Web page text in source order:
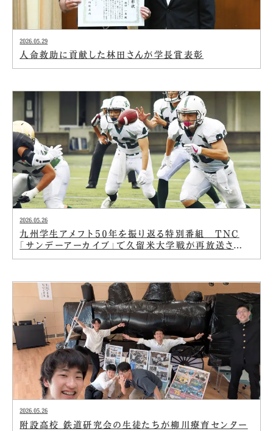
2026.05.29
人命救助に貢献した林田さんが学長賞表彰
2026.05.26
九州学生アメフト50年を振り返る特別番組 TNC
「サンデーアーカイブ」で久留米大学戦が再放送されま
す
2026.05.26
附設高校 鉄道研究会の生徒たちが柳川療育センター